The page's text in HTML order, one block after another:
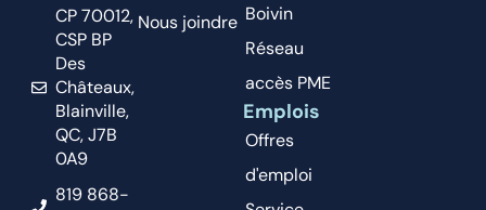
CP 70012,
CSP BP
Des
Châteaux,
Blainville,
QC, J7B
0A9
819 868-
Nous joindre Boivin
Réseau
accès PME
Emplois
Offres
d'emploi